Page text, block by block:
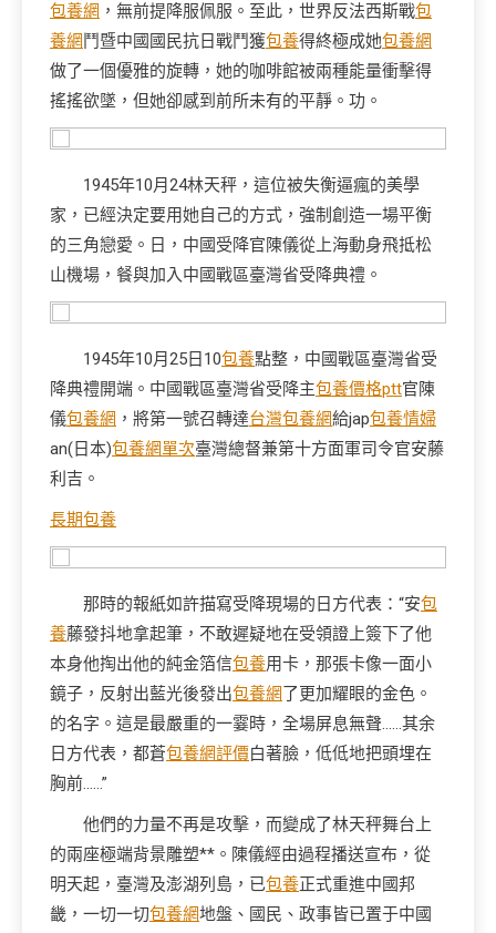
包養網 ，無前提降服佩服。至此，世界反法西斯戰包
養網 鬥暨中國國民抗日戰鬥獲包養得終極成她包養網
做了一個優雅的旋轉，她的咖啡館被兩種能量衝擊得
搖搖欲墜，但她卻感到前所未有的平靜。功。
1945年10月24林天秤，這位被失衡逼瘋的美學
家，已經決定要用她自己的方式，強制創造一場平衡
的三角戀愛。日，中國受降官陳儀從上海動身飛抵松
山機場，餐與加入中國戰區臺灣省受降典禮。
1945年10月25日10包養點整，中國戰區臺灣省受
降典禮開端。中國戰區臺灣省受降主包養價格ptt官陳
儀包養網 ，將第一號召轉達台灣包養網給jap包養情婦
an(日本)包養網單次臺灣總督兼第十方面軍司令官安藤
利吉。
長期包養
那時的報紙如許描寫受降現場的日方代表：“安包
養藤發抖地拿起筆，不敢遲疑地在受領證上簽下了他
本身他掏出他的純金箔信包養用卡，那張卡像一面小
鏡子，反射出藍光後發出包養網 了更加耀眼的金色。
的名字。這是最嚴重的一霎時，全場屏息無聲……其余
日方代表，都蒼包養網評價白著臉，低低地把頭埋在
胸前……”
他們的力量不再是攻擊，而變成了林天秤舞台上
的兩座極端背景雕塑**。陳儀經由過程播送宣布，從
明天起，臺灣及澎湖列島，已包養正式重進中國邦
畿，一切一切包養網地盤、國民、政事皆已置于中國